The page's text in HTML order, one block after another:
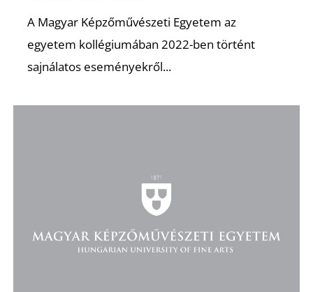
A Magyar Képzőművészeti Egyetem az
egyetem kollégiumában 2022-ben történt
sajnálatos eseményekről...